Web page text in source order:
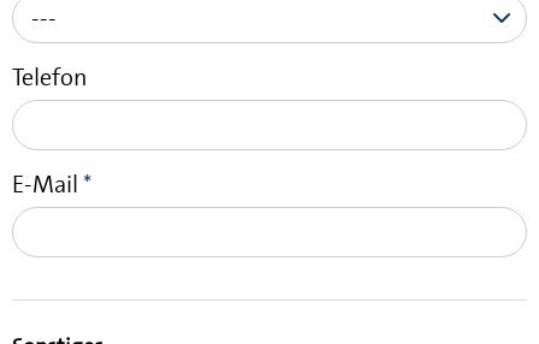
---
Telefon
E-Mail *